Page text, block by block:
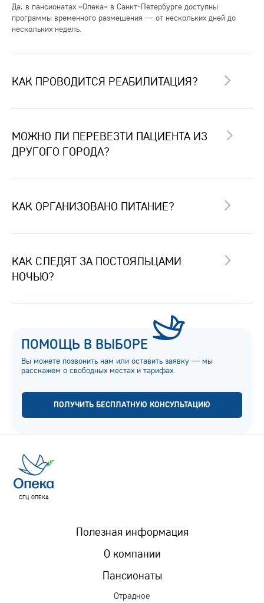
ПОМОЩЬ В ВЫБОРЕ
Вы можете позвонить нам или оставить заявку — мы
расскажем о свободных местах и тарифах.
ПОЛУЧИТЬ БЕСПЛАТНУЮ КОНСУЛЬТАЦИЮ
Да, в пансионатах «Опека» в Санкт-Петербурге доступны
программы временного размещения — от нескольких дней до
нескольких недель.
КАК ПРОВОДИТСЯ РЕАБИЛИТАЦИЯ?
МОЖНО ЛИ ПЕРЕВЕЗТИ ПАЦИЕНТА ИЗ
ДРУГОГО ГОРОДА?
КАК ОРГАНИЗОВАНО ПИТАНИЕ?
КАК СЛЕДЯТ ЗА ПОСТОЯЛЬЦАМИ
НОЧЬЮ?
СГЦ ОПЕКА
Пансионаты
Отрадное
Полезная информация
О компании